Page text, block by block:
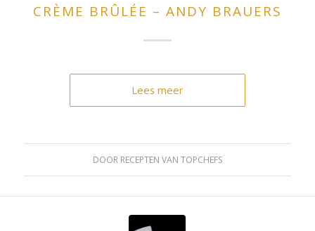
CRÈME BRÛLÉE – ANDY BRAUERS
Lees meer
DOOR RECEPTEN VAN TOPCHEFS